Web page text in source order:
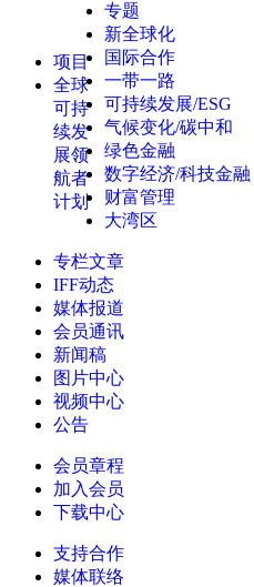
项目
全球
可持
续发
展领
航者
计划
专题
新全球化
国际合作
一带一路
可持续发展/ESG
气候变化/碳中和
绿色金融
数字经济/科技金融
财富管理
大湾区
专栏文章
IFF动态
媒体报道
会员通讯
新闻稿
图片中心
视频中心
公告
会员章程
加入会员
下载中心
支持合作
媒体联络